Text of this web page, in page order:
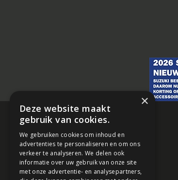
×
Deze website maakt
gebruik van cookies.
We gebruiken cookies om inhoud en
advertenties te personaliseren en om ons
verkeer te analyseren. We delen ook
informatie over uw gebruik van onze site
met onze advertentie- en analysepartners,